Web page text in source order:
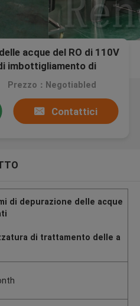
acque del RO di 110V
imbottigliamento di
Prezzo：Negotiabled
Contattici
di depurazione delle acque
di trattamento delle a